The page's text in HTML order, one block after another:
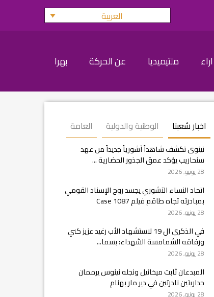
العربية
اراء ملتيميديا عن الحركة بهرا
اخبار شعبنا الوطنية والدولية العامة
نينوى تكشف شاهداً آشورياً جديداً من عهد
سنحاريب يؤكد عمق الجذور الحضارية ...
28 يونيو, 2026
اتحاد النساء الآشوري يجسد روح الإسناد القومي
بمبادرته تجاه طاقم فيلم Case 1087
28 يونيو, 2026
في الذكرى ال 19 لاستشهاد الأب رغيد عزيز كني
ورفاقه الشمامسة الشهداء: بسما...
28 يونيو, 2026
المبدعان ثابت ميخائيل ونجله نينوس يرممان
جداريتين نادرتين في دير مار بهنام
28 يونيو, 2026